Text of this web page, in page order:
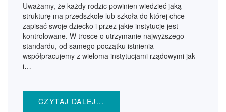
Uważamy, że każdy rodzic powinien wiedzieć jaką
strukturę ma przedszkole lub szkoła do której chce
zapisać swoje dziecko i przez jakie instytucje jest
kontrolowane. W trosce o utrzymanie najwyższego
standardu, od samego początku istnienia
współpracujemy z wieloma instytucjami rządowymi jak
i…
CZYTAJ DALEJ...